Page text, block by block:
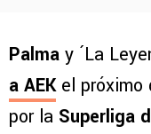
Palma y ´La
a AEKel próximo
por la Superliga